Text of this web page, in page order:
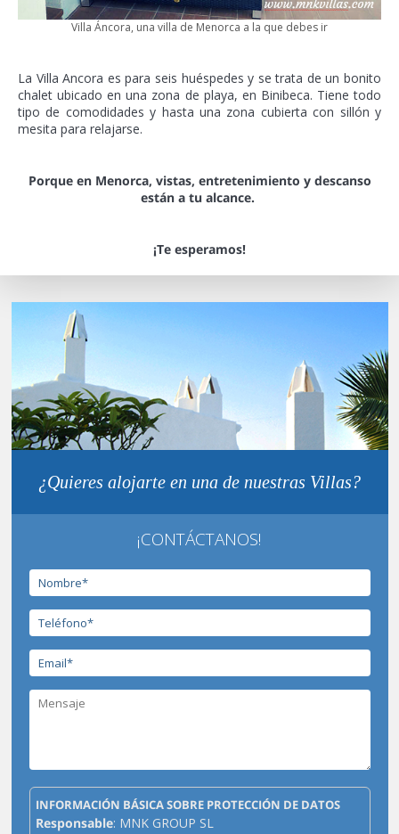
Villa Áncora, una villa de Menorca a la que debes ir
La Villa Ancora es para seis huéspedes y se trata de un bonito
chalet ubicado en una zona de playa, en Binibeca. Tiene todo
tipo de comodidades y hasta una zona cubierta con sillón y
mesita para relajarse.
Porque en Menorca, vistas, entretenimiento y descanso
están a tu alcance.
¡Te esperamos!
¿Quieres alojarte en una de nuestras Villas?
¡CONTÁCTANOS!
INFORMACIÓN BÁSICA SOBRE PROTECCIÓN DE DATOS
Responsable: MNK GROUP SL